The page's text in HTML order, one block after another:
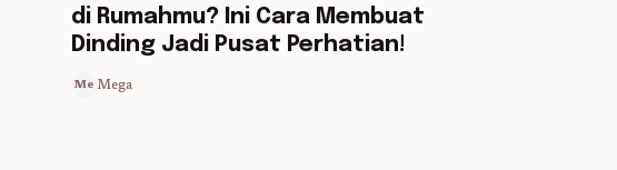
di Rumahmu? Ini Cara Membuat
Dinding Jadi Pusat Perhatian!
Me Mega